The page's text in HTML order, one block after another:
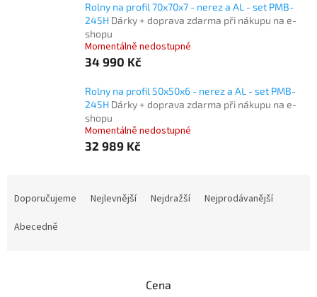
Rolny na profil 70x70x7 - nerez a AL - set PMB-
245H Dárky + doprava zdarma při nákupu na e-
shopu
Momentálně nedostupné
34 990 Kč
Rolny na profil 50x50x6 - nerez a AL - set PMB-
245H Dárky + doprava zdarma při nákupu na e-
shopu
Momentálně nedostupné
32 989 Kč
Doporučujeme Nejlevnější Nejdražší
Nejprodávanější
Abecedně
Cena